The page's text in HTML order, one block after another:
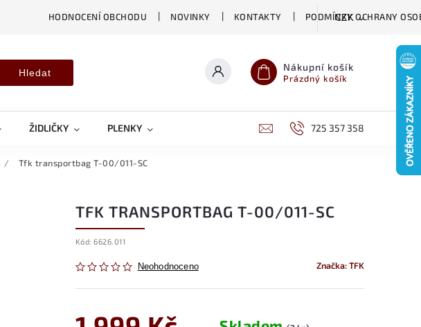
HODNOCENÍ OBCHODU NOVINKY KONTAKTY PODMÍNKY OCHRANY
CZK
Hledat Nákupní košík
Prázdný košík
ŽIDLIČKY PLENKY CHOVATELSKÉ POTŘEBY DĚTSKÁ VÝŽIVA
725 357 358
/ Tfk transportbag T-00/011-SC
TFK TRANSPORTBAG T-00/011-SC
Kód: 6626.011
Neohodnoceno Značka:TFK